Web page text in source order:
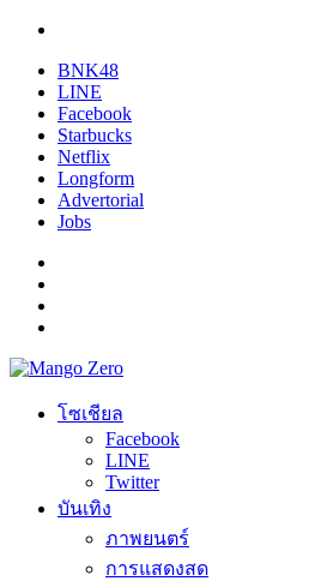
BNK48
LINE
Facebook
Starbucks
Netflix
Longform
Advertorial
Jobs
โซเชียล
Facebook
LINE
Twitter
บันเทิง
ภาพยนตร์
การแสดงสด